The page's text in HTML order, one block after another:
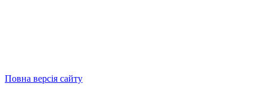
Повна версія сайту